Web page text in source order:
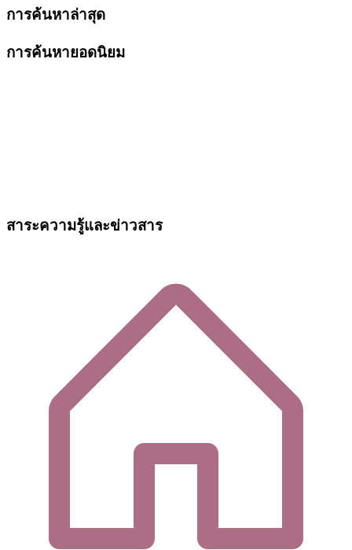
การค้นหาล่าสุด
การค้นหายอดนิยม
สาระความรู้และข่าวสาร